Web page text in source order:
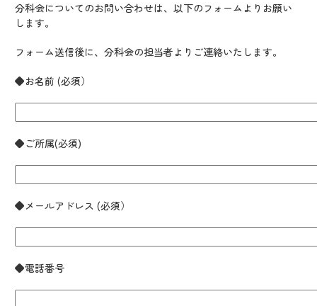
分科会についてのお問い合わせは、以下のフォームよりお願い
します。
フォーム送信後に、分科会の担当者よりご連絡いたします。
◆お名前 (必須）
◆ご所属(必須)
◆メールアドレス (必須）
◆電話番号